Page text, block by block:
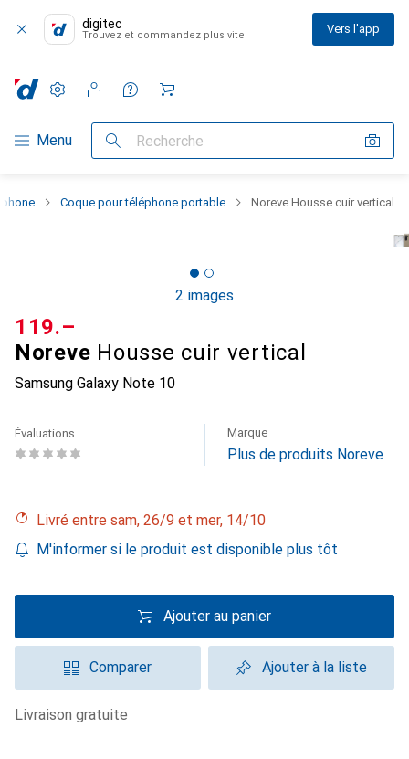
digitec
Trouvez et commandez plus vite Vers l'app
Navigation par catégorie
Menu Recherche
Paramètres
Compte client
Listes de comparaison
Listes d'envies
Panier
Coque pour téléphone portable Noreve Housse cuir vertical
2 images
Noreve Housse cuir vertical
Samsung Galaxy Note 10
CHF
119.–
Évaluations Marque
Plus de produits Noreve
Livré entre sam, 26/9 et mer, 14/10
M'informer si le produit est disponible plus tôt
Ajouter au panier
Comparer Ajouter à la liste
livraison gratuite